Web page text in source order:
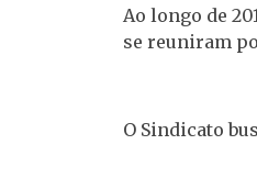
Ao longo de
se reuniram
O Sindicato